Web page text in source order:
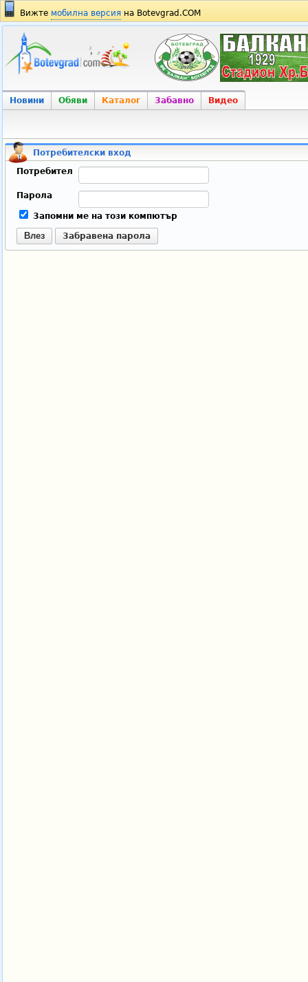
Вижте мобилна версия на Botevgrad.COM
Новини Обяви Каталог Забавно Видео
Потребителски вход
Потребител
Парола
Запомни ме на този компютър
Влез Забравена парола